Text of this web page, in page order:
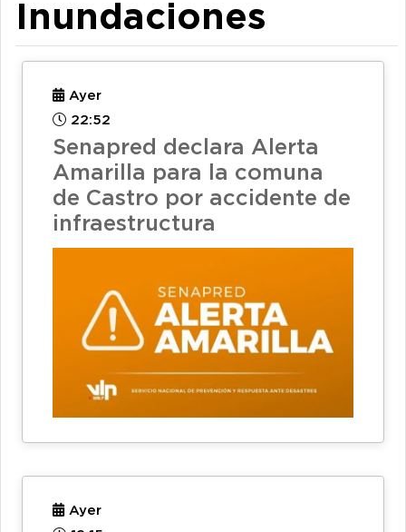
Inundaciones
Ayer
22:52
Senapred declara Alerta
Amarilla para la comuna
de Castro por accidente de
infraestructura
Ayer